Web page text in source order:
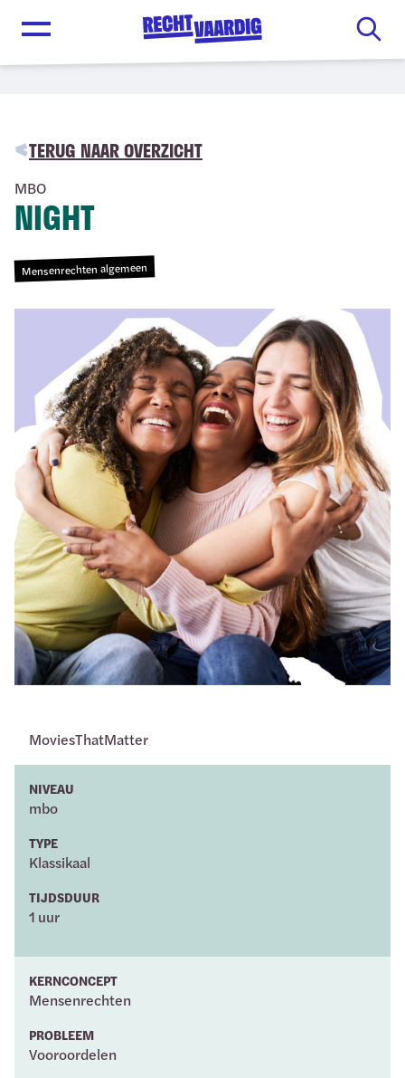
Open menu
TERUG NAAR OVERZICHT
MBO
NIGHT
Mensenrechten algemeen
MoviesThatMatter
NIVEAU
mbo
TYPE
Klassikaal
TIJDSDUUR
1 uur
KERNCONCEPT
Mensenrechten
PROBLEEM
Vooroordelen